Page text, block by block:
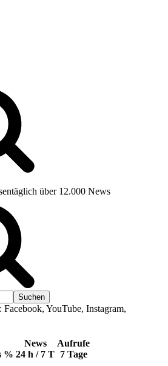
über 12.000 News
Facebook, YouTube, Instagram,
%
News
24 h / 7 T
Aufrufe
7 Tage